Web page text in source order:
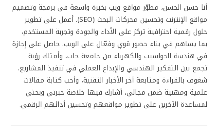
أنا حسن الحسن، مطوّر مواقع ويب بخبرة واسعة في برمجة وتصميم
مواقع الإنترنت وتحسين محركات البحث (SEO). أعمل على تطوير
حلول رقمية احترافية تركز على الأداء والجودة وتجربة المستخدم،
بما يساهم في بناء حضور قوي وفعّال على الويب. حاصل على إجازة
في هندسة الحواسيب والكهرباء من جامعة حلب، وأمتلك رؤية
تجمع بين التفكير الهندسي والإبداع العملي في تنفيذ المشاريع.
شغوف بالقراءة ومتابعة آخر الأخبار التقنية، وأحب كتابة مقالات
علمية ومهنية ضمن مجالي، أشارك فيها خلاصة خبرتي وبحثي
لمساعدة الآخرين على تطوير مواقعهم وتحسين أدائهم الرقمي.